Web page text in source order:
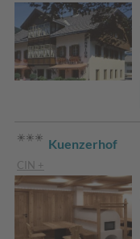
Kuenzerhof
CIN +